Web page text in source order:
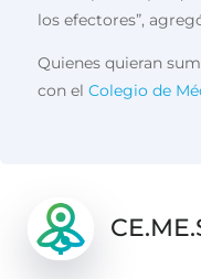
los efectores”,
Quienes quieran
con el Colegio de